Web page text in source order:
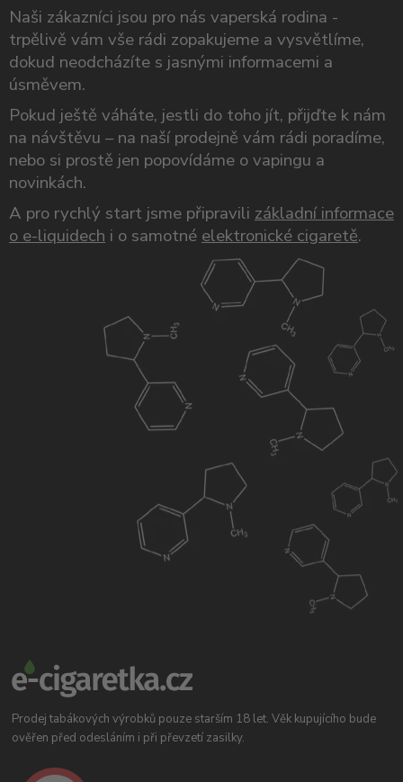
Naši zákazníci jsou pro nás vaperská rodina -
trpělivě vám vše rádi zopakujeme a vysvětlíme,
dokud neodcházíte s jasnými informacemi a
úsměvem.
Pokud ještě váháte, jestli do toho jít, přijďte k nám
na návštěvu – na naší prodejně vám rádi poradíme,
nebo si prostě jen popovídáme o vapingu a
novinkách.
A pro rychlý start jsme připravili základní informace
o e-liquidech i o samotné elektronické cigaretě.
Prodej tabákových výrobků pouze starším 18 let. Věk kupujícího bude
ověřen před odesláním i při převzetí zasilky.